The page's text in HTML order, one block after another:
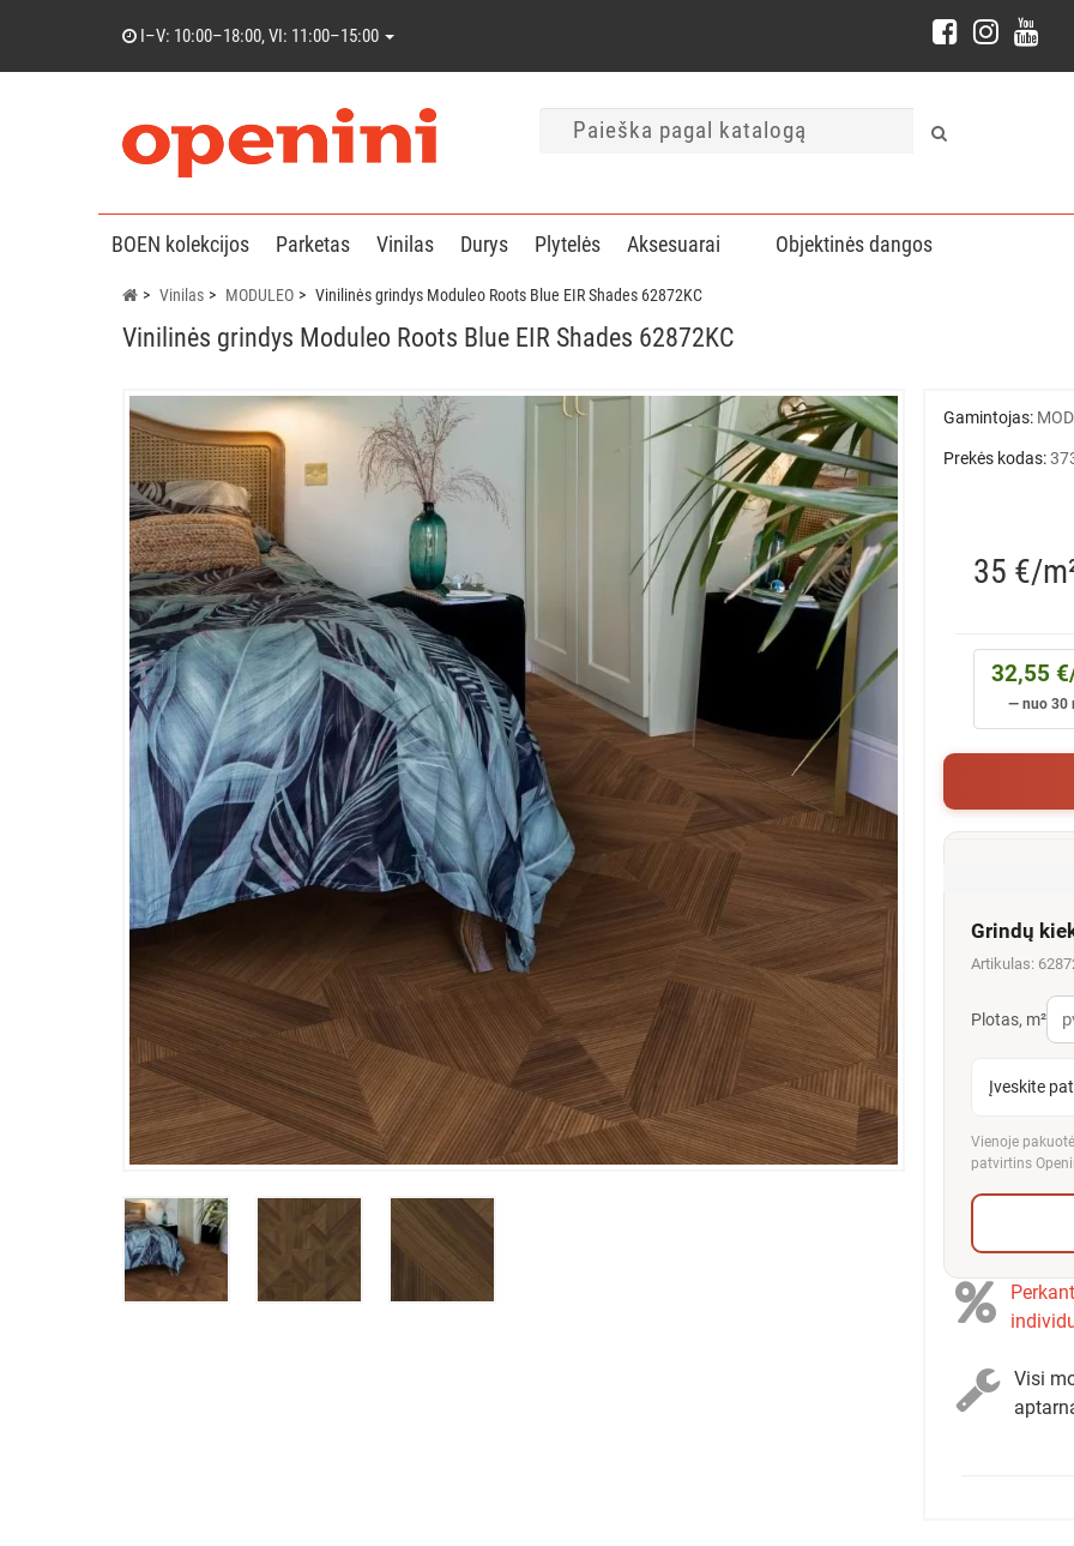
I–V: 10:00–18:00, VI: 11:00–15:00
BOEN kolekcijos Parketas Vinilas Durys Plytelės Aksesuarai Objektinės dangos
Vinilas MODULEO Vinilinės grindys Moduleo Roots Blue EIR Shades 62872KC
Vinilinės grindys Moduleo Roots Blue EIR Shades 62872KC
Gamintojas:
Prekės kodas:
35 €/
32,55
— nuo 30
Grindų
Artikulas:
Plotas, m²
Įveskite
Vienoje
patvirtins
Visi